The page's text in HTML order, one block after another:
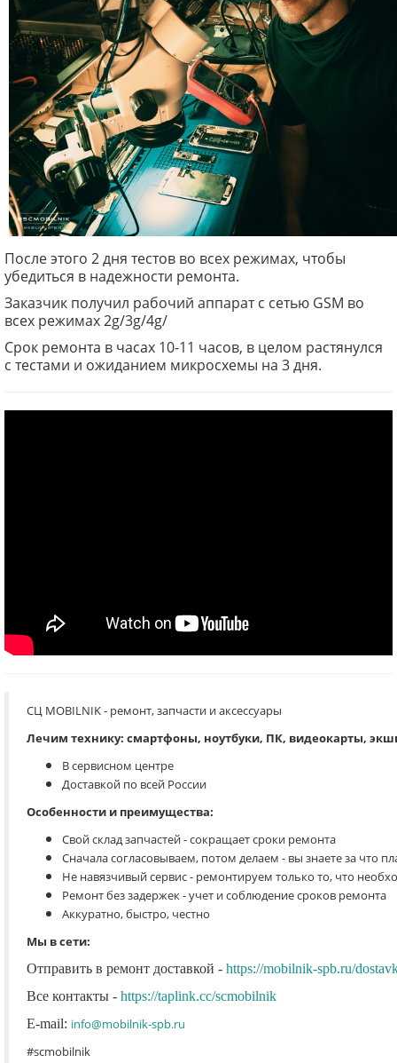
После этого 2 дня тестов во всех режимах, чтобы
убедиться в надежности ремонта.
Заказчик получил рабочий аппарат с сетью GSM во
всех режимах 2g/3g/4g/
Срок ремонта в часах 10-11 часов, в целом растянулся
с тестами и ожиданием микросхемы на 3 дня.
СЦ MOBILNIK- ремонт, запчасти и аксессуары
Лечим технику: смартфоны, ноутбуки, ПК, видеокарты,
В сервисном центре
Доставкой по всей России
Особенности и преимущества:
Свой склад запчастей - сокращает сроки ремонта
Сначала согласовываем, потом делаем - вы знаете за что
Не навязчивый сервис - ремонтируем только то, что
Ремонт без задержек - учет и соблюдение сроков ремонта
Аккуратно, быстро, честно
Мы в сети:
Отправить в ремонт доставкой - https://mobilnik-spb.ru/
Все контакты - https://taplink.cc/scmobilnik
E-mail: info@mobilnik-spb.ru
#scmobilnik